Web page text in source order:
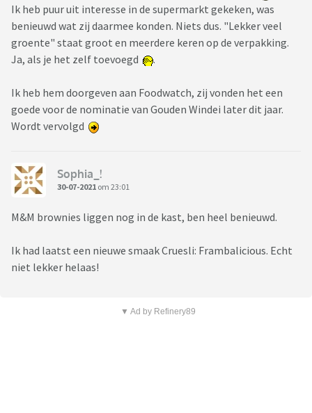
Ik heb puur uit interesse in de supermarkt gekeken, was
benieuwd wat zij daarmee konden. Niets dus. "Lekker veel
groente" staat groot en meerdere keren op de verpakking.
Ja, als je het zelf toevoegd
.
Ik heb hem doorgeven aan Foodwatch, zij vonden het een
goede voor de nominatie van Gouden Windei later dit jaar.
Wordt vervolgd
Sophia_!
30-07-2021 om 23:01
M&M brownies liggen nog in de kast, ben heel benieuwd.
Ik had laatst een nieuwe smaak Cruesli: Frambalicious. Echt
niet lekker helaas!
▼ Ad by Refinery89